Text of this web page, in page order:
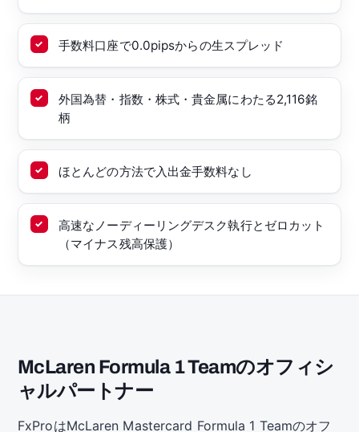
手数料口座で0.0pipsからの生スプレッド
外国為替・指数・株式・貴金属にわたる2,116銘
柄
ほとんどの方法で入出金手数料なし
高速なノーディーリングデスク執行とゼロカット
（マイナス残高保護）
McLaren Formula 1 Teamのオフィシ
ャルパートナー
FxProはMcLaren Mastercard Formula 1 Teamのオフ